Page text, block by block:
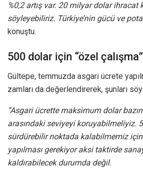
%0,2 artış var. 20 milyar dolar ihracat
söyleyebiliriz. Türkiye’nin gücü ve
konuştu.
500 dolar için “özel çalışma”
Gültepe, temmuzda asgari ücrete
zamları da değerlendirerek, şunları
“Asgari ücrette maksimum dolar
arasındaki seviyeyi koruyabilmeliyiz.
sürdürebilir noktada kalabilmemiz
yapılması gerekiyor aksi taktirde
kaldırabilecek durumda değil.